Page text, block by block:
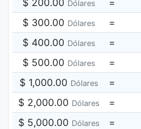
$ 200.00 Dólares =
$ 300.00 Dólares =
$ 400.00 Dólares =
$ 500.00 Dólares =
$ 1,000.00 Dólares =
$ 2,000.00 Dólares =
$ 5,000.00 Dólares =